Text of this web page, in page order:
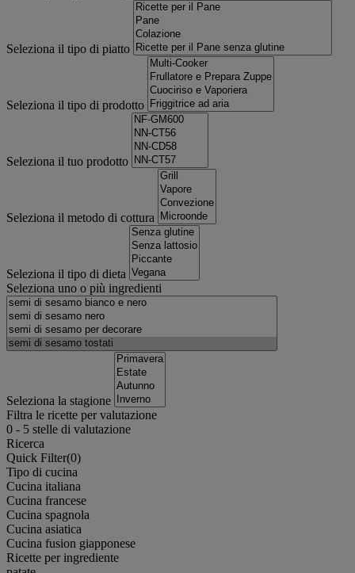
Seleziona il tipo di piatto
Seleziona il tipo di prodotto
Seleziona il tuo prodotto
Seleziona il metodo di cottura
Seleziona il tipo di dieta
Seleziona uno o più ingredienti
Seleziona la stagione
Filtra le ricette per valutazione
0 - 5 stelle di valutazione
Ricerca
Quick Filter(0)
Tipo di cucina
Cucina italiana
Cucina francese
Cucina spagnola
Cucina asiatica
Cucina fusion giapponese
Ricette per ingrediente